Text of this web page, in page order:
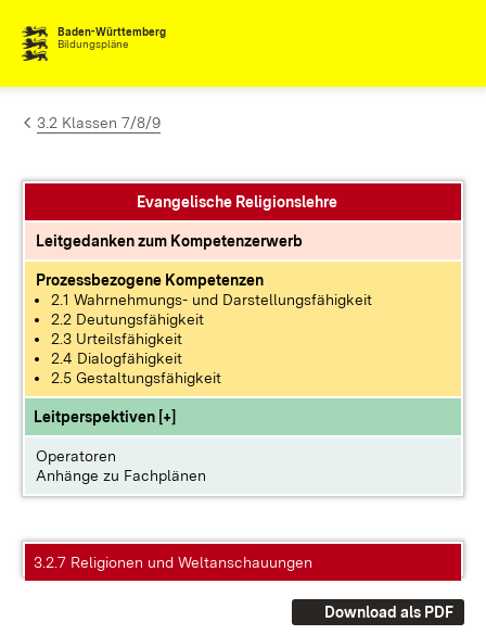
Zum Inhalt springen
Baden-Württemberg
Bildungspläne
3.2 Klassen 7/8/9
Evangelische Religionslehre
Leitgedanken zum Kompetenzerwerb
Prozessbezogene Kompetenzen
2.1 Wahrnehmungs- und Darstellungsfähigkeit
2.2 Deutungsfähigkeit
2.3 Urteilsfähigkeit
2.4 Dialogfähigkeit
2.5 Gestaltungsfähigkeit
Leitperspektiven [+]
Operatoren
Anhänge zu Fachplänen
3.2.7 Religionen und Weltanschauungen
Download als PDF